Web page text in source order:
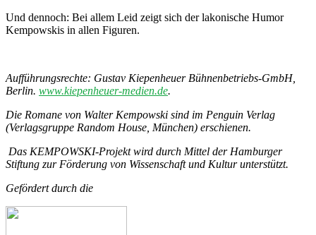
Und dennoch: Bei allem Leid zeigt sich der lakonische Humor
Kempowskis in allen Figuren.
Aufführungsrechte: Gustav Kiepenheuer Bühnenbetriebs-GmbH,
Berlin. www.kiepenheuer-medien.de.
Die Romane von Walter Kempowski sind im Penguin Verlag
(Verlagsgruppe Random House, München) erschienen.
Das KEMPOWSKI-Projekt wird durch Mittel der Hamburger
Stiftung zur Förderung von Wissenschaft und Kultur unterstützt.
Gefördert durch die